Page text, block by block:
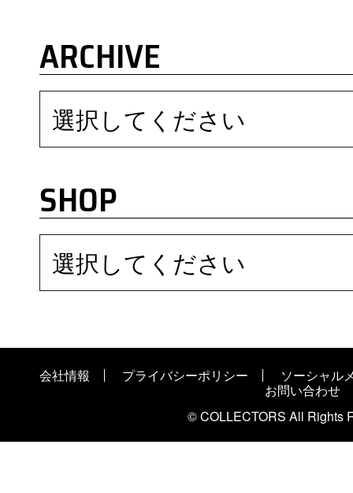
ARCHIVE
選択してください
SHOP
選択してください
会社情報 プライバシーポリシー
ソーシャル
お問い合わせ
© COLLECTORS All Rights